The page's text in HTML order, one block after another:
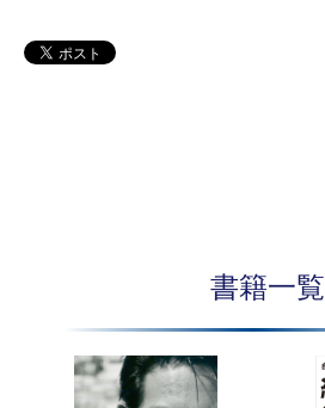
書籍一覧